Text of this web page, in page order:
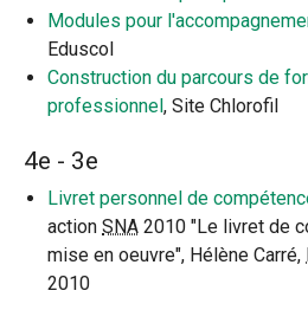
Modules pour
Eduscol
Construction du parcours de
professionnel, Site Chlorofil
4e - 3e
Livret personnel de
action SNA 2010 "Le livret de
mise en oeuvre", Hélène Carré,
2010